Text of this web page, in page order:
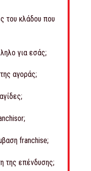
του κλάδου που
για εσάς;
αγοράς;
franchise;
της επένδυσης;